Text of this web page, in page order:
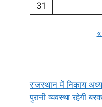
31
राजस्थान में निकाय
पुरानी व्यवस्था रहेगी